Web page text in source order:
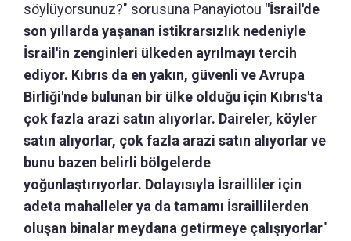
söylüyorsunuz?" sorusuna Panayiotou "İsrail'de
son yıllarda yaşanan istikrarsızlık nedeniyle
İsrail'in zenginleri ülkeden ayrılmayı tercih
ediyor. Kıbrıs da en yakın, güvenli ve Avrupa
Birliği'nde bulunan bir ülke olduğu için Kıbrıs'ta
çok fazla arazi satın alıyorlar. Daireler, köyler
satın alıyorlar, çok fazla arazi satın alıyorlar ve
bunu bazen belirli bölgelerde
yoğunlaştırıyorlar. Dolayısıyla İsrailliler için
adeta mahalleler ya da tamamı İsraillilerden
oluşan binalar meydana getirmeye çalışıyorlar"